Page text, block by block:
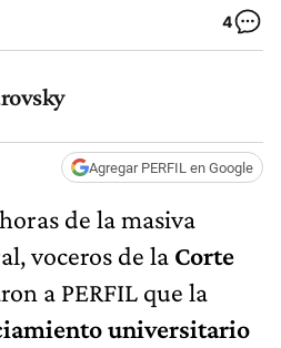
4
Agregar PERFIL en Google
de la masiva
voceros de la Corte
a PERFIL que la
universitario